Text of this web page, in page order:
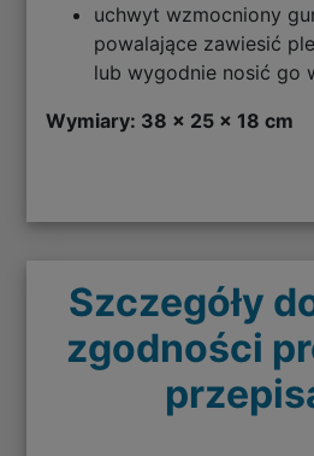
uchwyt wzmocniony
powalające zawiesić
lub wygodnie nosić go
Wymiary: 38 x 25 x 18 cm
Szczegóły
zgodności